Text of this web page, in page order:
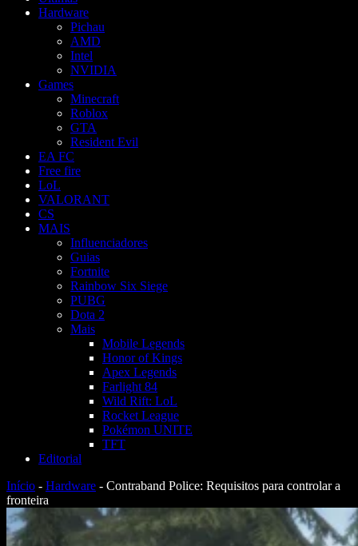
Hardware
Pichau
AMD
Intel
NVIDIA
Games
Minecraft
Roblox
GTA
Resident Evil
EA FC
Free fire
LoL
VALORANT
CS
MAIS
Influenciadores
Guias
Fortnite
Rainbow Six Siege
PUBG
Dota 2
Mais
Mobile Legends
Honor of Kings
Apex Legends
Farlight 84
Wild Rift: LoL
Rocket League
Pokémon UNITE
TFT
Editorial
Início - Hardware - Contraband Police: Requisitos para controlar a
fronteira